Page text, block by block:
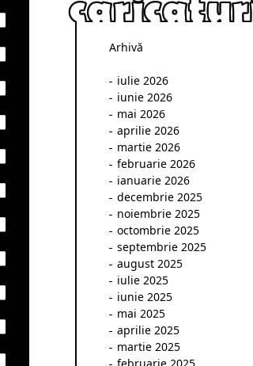
Arhivă
iulie 2026
iunie 2026
mai 2026
aprilie 2026
martie 2026
februarie 2026
ianuarie 2026
decembrie 2025
noiembrie 2025
octombrie 2025
septembrie 2025
august 2025
iulie 2025
iunie 2025
mai 2025
aprilie 2025
martie 2025